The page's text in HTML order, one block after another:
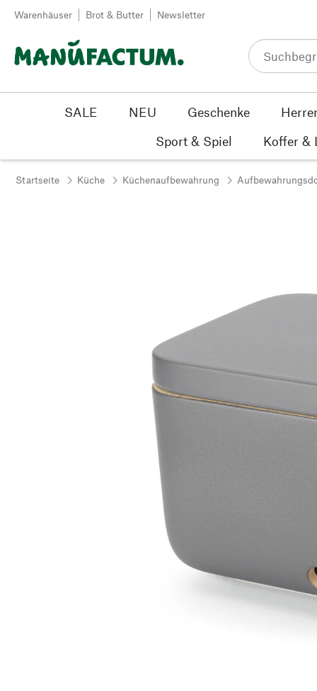
Zum Inhalt springen
Warenhäuser Brot & Butter Newsletter
SALE NEU Geschenke
Sport & Spiel
Koffer &
Startseite Küche Küchenaufbewahrung